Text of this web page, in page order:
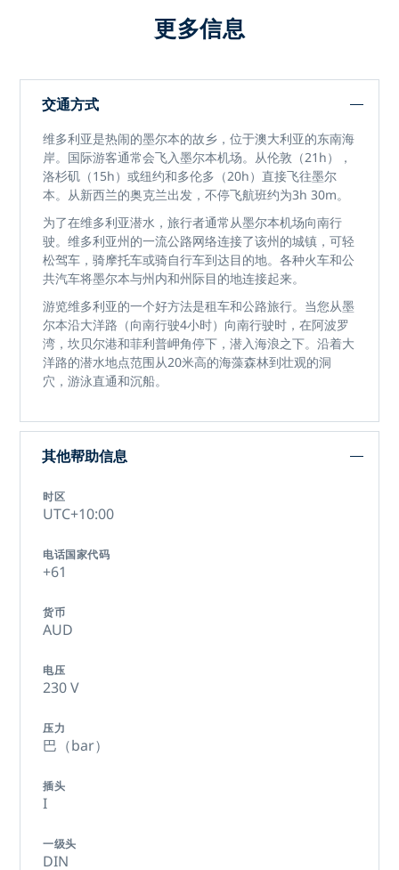
更多信息
交通方式
维多利亚是热闹的墨尔本的故乡，位于澳大利亚的东南海
岸。国际游客通常会飞入墨尔本机场。从伦敦（21h），
洛杉矶（15h）或纽约和多伦多（20h）直接飞往墨尔
本。从新西兰的奥克兰出发，不停飞航班约为3h 30m。
为了在维多利亚潜水，旅行者通常从墨尔本机场向南行
驶。维多利亚州的一流公路网络连接了该州的城镇，可轻
松驾车，骑摩托车或骑自行车到达目的地。各种火车和公
共汽车将墨尔本与州内和州际目的地连接起来。
游览维多利亚的一个好方法是租车和公路旅行。当您从墨
尔本沿大洋路（向南行驶4小时）向南行驶时，在阿波罗
湾，坎贝尔港和菲利普岬角停下，潜入海浪之下。沿着大
洋路的潜水地点范围从20米高的海藻森林到壮观的洞
穴，游泳直通和沉船。
其他帮助信息
时区
UTC+10:00
电话国家代码
+61
货币
AUD
电压
230 V
压力
巴（bar）
插头
I
一级头
DIN